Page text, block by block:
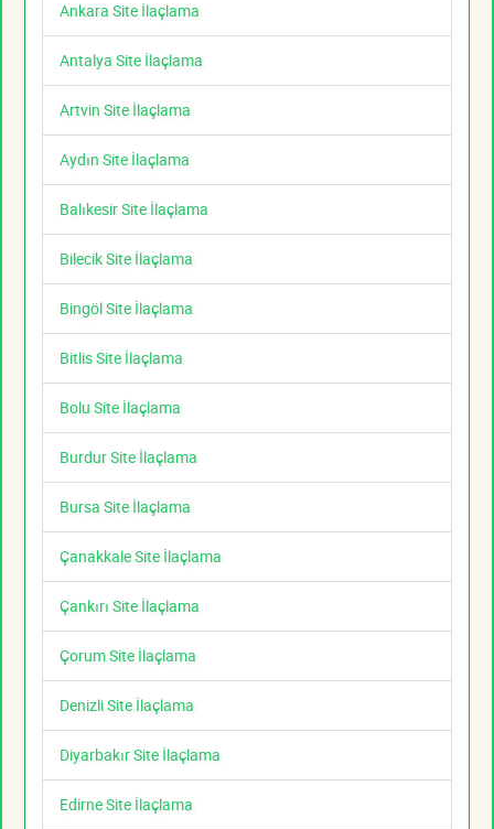
Ankara Site İlaçlama
Antalya Site İlaçlama
Artvin Site İlaçlama
Aydın Site İlaçlama
Balıkesir Site İlaçlama
Bilecik Site İlaçlama
Bingöl Site İlaçlama
Bitlis Site İlaçlama
Bolu Site İlaçlama
Burdur Site İlaçlama
Bursa Site İlaçlama
Çanakkale Site İlaçlama
Çankırı Site İlaçlama
Çorum Site İlaçlama
Denizli Site İlaçlama
Diyarbakır Site İlaçlama
Edirne Site İlaçlama